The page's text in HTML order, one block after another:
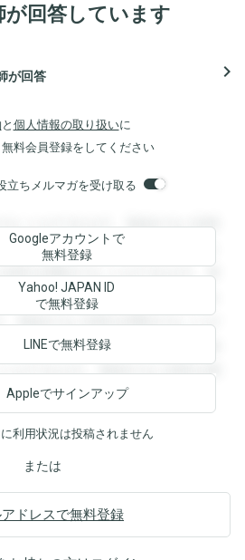
が回答しています
が回答 navigate_next
と 個人情報の取り扱いに
料会員登録をしてください
立ちメルマガを受け取る
ことができます。登録すると回答
。登録すると回答を閲覧すること
答を閲覧することができます。登
とができます。登録すると回答を
登録すると回答を閲覧することが
を閲覧することができます。登録
ができます。登録すると回答を閲
Googleアカウントで
無料登録
Yahoo! JAPAN ID
で無料登録
LINEで無料登録
Appleでサインアップ
利用状況は投稿されません
または
ドレスで無料登録